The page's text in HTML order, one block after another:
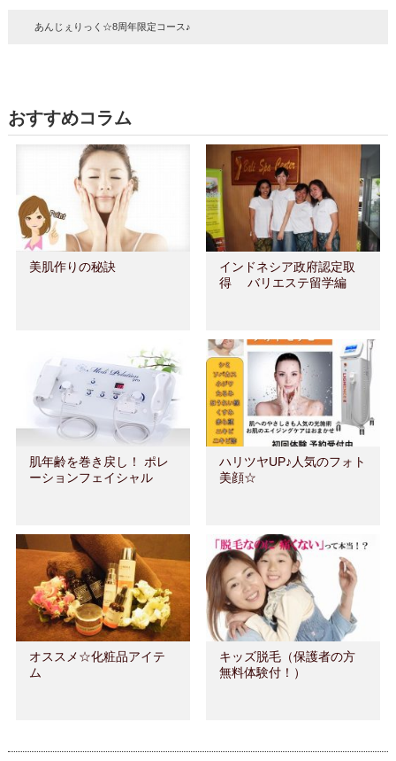
あんじぇりっく☆8周年限定コース♪
おすすめコラム
美肌作りの秘訣
インドネシア政府認定取
得 バリエステ留学編
肌年齢を巻き戻し！ ポレ
ーションフェイシャル
ハリツヤUP♪人気のフォト
美顔☆
オススメ☆化粧品アイテ
ム
キッズ脱毛（保護者の方
無料体験付！）